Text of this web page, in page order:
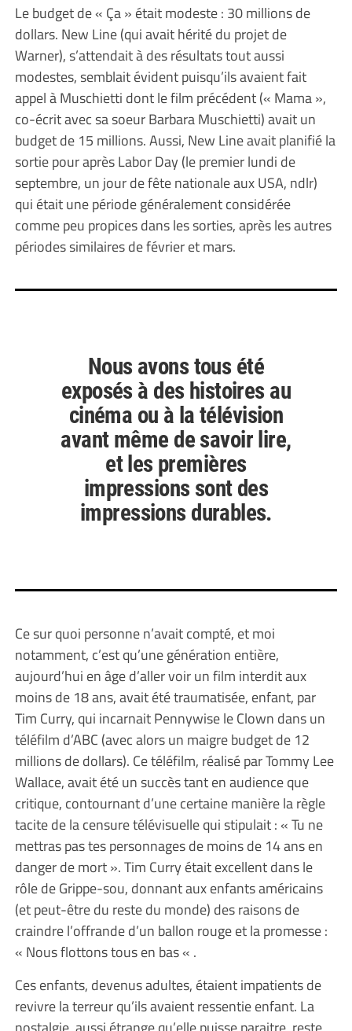
Le budget de « Ça » était modeste : 30 millions de
dollars. New Line (qui avait hérité du projet de
Warner), s’attendait à des résultats tout aussi
modestes, semblait évident puisqu’ils avaient fait
appel à Muschietti dont le film précédent (« Mama »,
co-écrit avec sa soeur Barbara Muschietti) avait un
budget de 15 millions. Aussi, New Line avait planifié la
sortie pour après Labor Day (le premier lundi de
septembre, un jour de fête nationale aux USA, ndlr)
qui était une période généralement considérée
comme peu propices dans les sorties, après les autres
périodes similaires de février et mars.
Nous avons tous été
exposés à des histoires au
cinéma ou à la télévision
avant même de savoir lire,
et les premières
impressions sont des
impressions durables.
Ce sur quoi personne n’avait compté, et moi
notamment, c’est qu’une génération entière,
aujourd’hui en âge d’aller voir un film interdit aux
moins de 18 ans, avait été traumatisée, enfant, par
Tim Curry, qui incarnait Pennywise le Clown dans un
téléfilm d’ABC (avec alors un maigre budget de 12
millions de dollars). Ce téléfilm, réalisé par Tommy Lee
Wallace, avait été un succès tant en audience que
critique, contournant d’une certaine manière la règle
tacite de la censure télévisuelle qui stipulait : « Tu ne
mettras pas tes personnages de moins de 14 ans en
danger de mort ». Tim Curry était excellent dans le
rôle de Grippe-sou, donnant aux enfants américains
(et peut-être du reste du monde) des raisons de
craindre l’offrande d’un ballon rouge et la promesse :
« Nous flottons tous en bas « .
Ces enfants, devenus adultes, étaient impatients de
revivre la terreur qu’ils avaient ressentie enfant. La